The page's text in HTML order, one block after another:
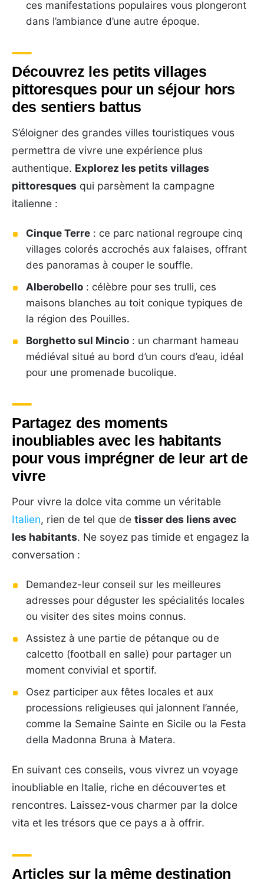
ces manifestations populaires vous plongeront
dans l’ambiance d’une autre époque.
Découvrez les petits villages
pittoresques pour un séjour hors
des sentiers battus
S’éloigner des grandes villes touristiques vous
permettra de vivre une expérience plus
authentique. Explorez les petits villages
pittoresques qui parsèment la campagne
italienne :
Cinque Terre : ce parc national regroupe cinq
villages colorés accrochés aux falaises, offrant
des panoramas à couper le souffle.
Alberobello : célèbre pour ses trulli, ces
maisons blanches au toit conique typiques de
la région des Pouilles.
Borghetto sul Mincio : un charmant hameau
médiéval situé au bord d’un cours d’eau, idéal
pour une promenade bucolique.
Partagez des moments
inoubliables avec les habitants
pour vous imprégner de leur art de
vivre
Pour vivre la dolce vita comme un véritable
Italien, rien de tel que de tisser des liens avec
les habitants. Ne soyez pas timide et engagez la
conversation :
Demandez-leur conseil sur les meilleures
adresses pour déguster les spécialités locales
ou visiter des sites moins connus.
Assistez à une partie de pétanque ou de
calcetto (football en salle) pour partager un
moment convivial et sportif.
Osez participer aux fêtes locales et aux
processions religieuses qui jalonnent l’année,
comme la Semaine Sainte en Sicile ou la Festa
della Madonna Bruna à Matera.
En suivant ces conseils, vous vivrez un voyage
inoubliable en Italie, riche en découvertes et
rencontres. Laissez-vous charmer par la dolce
vita et les trésors que ce pays a à offrir.
Articles sur la même destination